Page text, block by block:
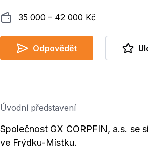
Plat 35 000 ‍–‍ 42 000 Kč
Odpovědět
Úvodní představení
Společnost GX CORPFIN, a.s. se
ve Frýdku-Místku.